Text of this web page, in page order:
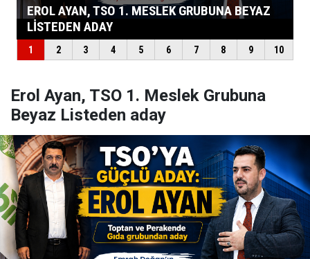
Erol Ayan, TSO 1. Meslek Grubuna
Beyaz Listeden aday